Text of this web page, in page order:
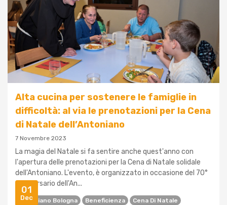
01
Dec
Alta cucina per sostenere le famiglie in
difficoltà: al via le prenotazioni per la Cena
di Natale dell’Antoniano
7 Novembre 2023
La magia del Natale si fa sentire anche quest'anno con
l'apertura delle prenotazioni per la Cena di Natale solidale
dell'Antoniano. L'evento, è organizzato in occasione del 70°
anniversario dell'An...
Antoniano Bologna Beneficienza Cena Di Natale